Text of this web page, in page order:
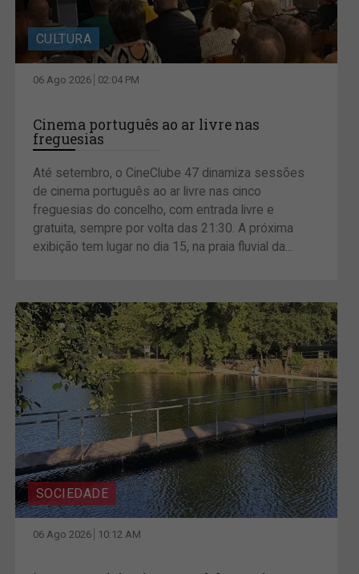
CULTURA
06 Ago 2026 02:04 PM
Cinema português ao ar livre nas
freguesias
Até setembro, o CineClube 47 dinamiza sessões
de cinema português ao ar livre nas cinco
freguesias do concelho, com entrada livre e
gratuita, sempre por volta das 21:30. A próxima
exibição tem lugar no dia 15, na praia fluvial da...
SOCIEDADE
06 Ago 2026 10:12 AM